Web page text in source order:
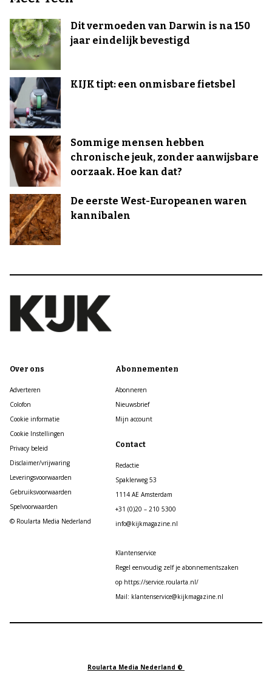
Dit vermoeden van Darwin is na 150
jaar eindelijk bevestigd
KIJK tipt: een onmisbare fietsbel
Sommige mensen hebben
chronische jeuk, zonder aanwijsbare
oorzaak. Hoe kan dat?
De eerste West-Europeanen waren
kannibalen
Over ons
Adverteren
Colofon
Cookie informatie
Cookie Instellingen
Privacy beleid
Disclaimer/vrijwaring
Leveringsvoorwaarden
Gebruiksvoorwaarden
Spelvoorwaarden
© Roularta Media Nederland
Abonnementen
Abonneren
Nieuwsbrief
Mijn account
Contact
Redactie
Spaklerweg 53
1114 AE Amsterdam
+31 (0)20 – 210 5300
info@kijkmagazine.nl
Klantenservice
Regel eenvoudig zelf je abonnementszaken
op https://service.roularta.nl/
Mail: klantenservice@kijkmagazine.nl
Roularta Media Nederland ©